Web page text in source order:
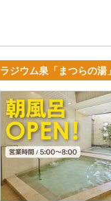
ラジウム泉「まつらの